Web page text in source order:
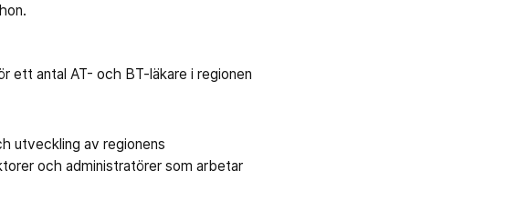
ett antal AT- och BT-läkare i regionen
utveckling av regionens
och administratörer som arbetar